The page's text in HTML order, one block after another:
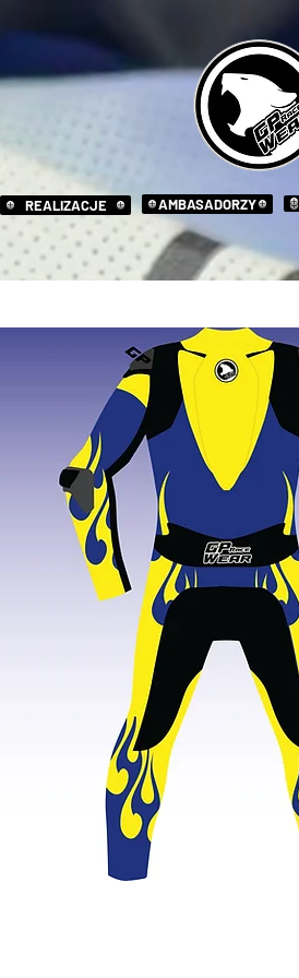
REALIZACJE AMBASADORZY